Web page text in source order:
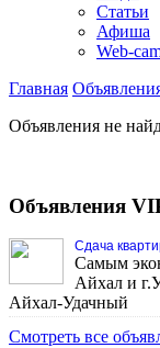
Статьи
Афиша
Web-
Главная
Объявления не
Объявления
Сдача
Самым
Айхал и
Айхал-Удачный
Смотреть все